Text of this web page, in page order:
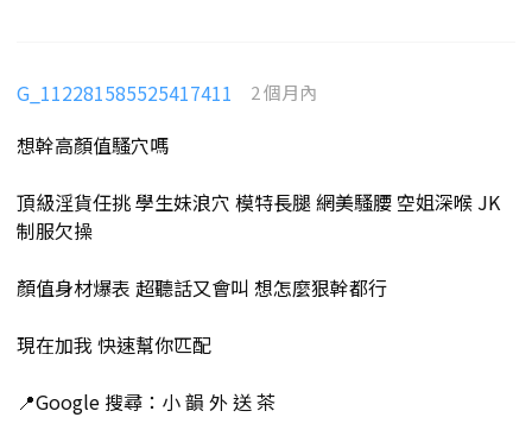
G_112281585525417411 2 個月內
想幹高顏值騷穴嗎
頂級淫貨任挑 學生妹浪穴 模特長腿 網美騷腰 空姐深喉 JK
制服欠操
顏值身材爆表 超聽話又會叫 想怎麼狠幹都行
現在加我 快速幫你匹配
📍Google 搜尋：小 韻 外 送 茶